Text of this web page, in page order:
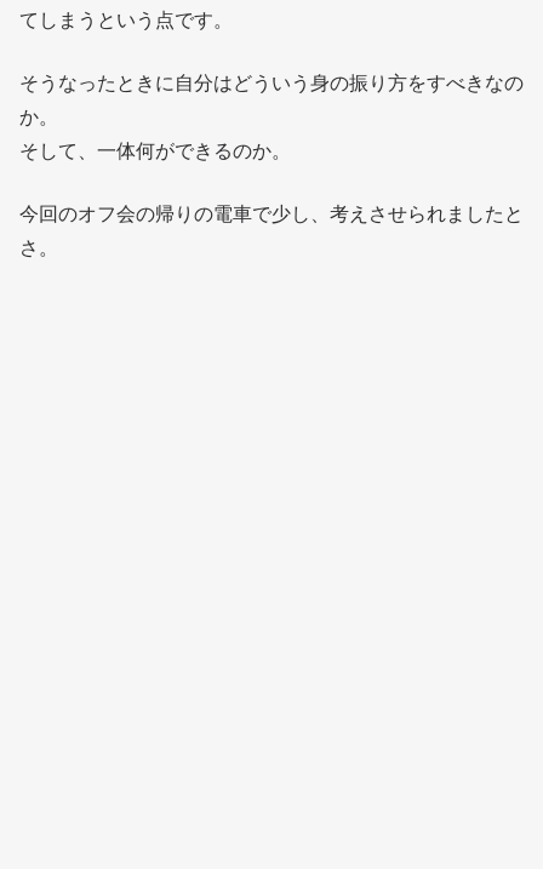
てしまうという点です。
そうなったときに自分はどういう身の振り方をすべきなの
か。
そして、一体何ができるのか。
今回のオフ会の帰りの電車で少し、考えさせられましたと
さ。